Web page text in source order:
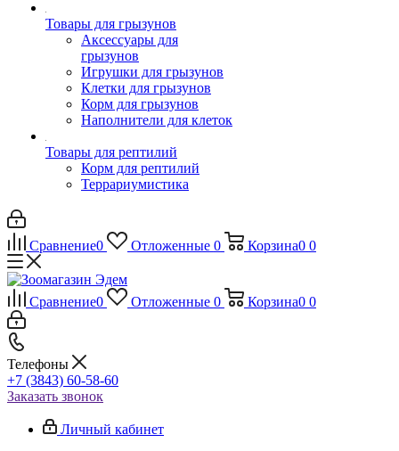
Товары для грызунов
Аксессуары для
грызунов
Игрушки для грызунов
Клетки для грызунов
Корм для грызунов
Наполнители для клеток
Товары для рептилий
Корм для рептилий
Террариумистика
Сравнение0 Отложенные 0 Корзина0 0
Сравнение0 Отложенные 0 Корзина0 0
Телефоны
+7 (3843) 60-58-60
Заказать звонок
Личный кабинет